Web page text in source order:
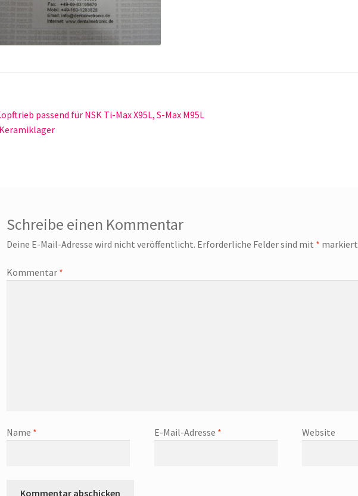
passend für NSK Ti-Max X95L, S-Max M95L
Schreibe einen Kommentar
Deine E-Mail-Adresse wird nicht veröffentlicht. Erforderliche Felder sind mit * markiert
Kommentar *
Name * E-Mail-Adresse * Website